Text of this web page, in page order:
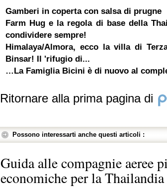
Gamberi in coperta con salsa di prugne
Farm Hug e la regola di base della
condividere sempre!
Himalaya/Almora, ecco la villa di
Binsar! Il 'rifugio di...
…La Famiglia Bicini è di nuovo al
Ritornare alla prima pagina di
Possono interessarti anche questi articoli :
Guida alle compagnie aeree
economiche per la Thailandia